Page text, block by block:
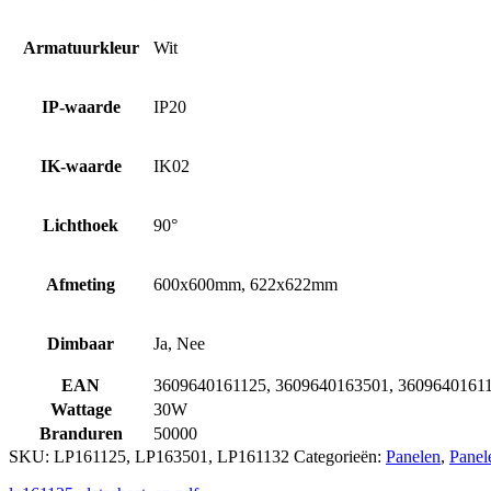
Armatuurkleur Wit
IP-waarde IP20
IK-waarde IK02
Lichthoek 90°
Afmeting 600x600mm, 622x622mm
Dimbaar Ja, Nee
EAN
3609640161125, 3609640163501,
Wattage
30W
Branduren
50000
SKU: LP161125, LP163501, LP161132 Categorieën: Panelen,